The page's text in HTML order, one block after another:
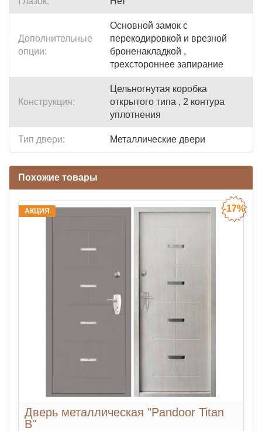
Дополнительные
опции:
Основной замок с
перекодировкой и врезной
броненакладкой ,
трехстороннее запирание
Конструкция:
Цельногнутая коробка
открытого типа , 2 контура
уплотнения
Тип двери: Металлические двери
Похожие товары
АКЦИЯ -17%
Дверь металлическая "Pandoor Titan
B"